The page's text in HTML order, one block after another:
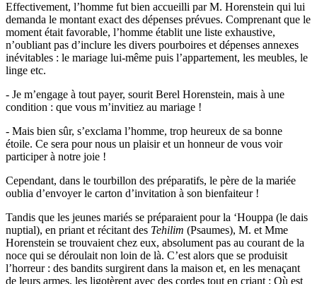
Effectivement, l’homme fut bien accueilli par M. Horenstein qui lui
demanda le montant exact des dépenses prévues. Comprenant que le
moment était favorable, l’homme établit une liste exhaustive,
n’oubliant pas d’inclure les divers pourboires et dépenses annexes
inévitables : le mariage lui-même puis l’appartement, les meubles, le
linge etc.
- Je m’engage à tout payer, sourit Berel Horenstein, mais à une
condition : que vous m’invitiez au mariage !
- Mais bien sûr, s’exclama l’homme, trop heureux de sa bonne
étoile. Ce sera pour nous un plaisir et un honneur de vous voir
participer à notre joie !
Cependant, dans le tourbillon des préparatifs, le père de la mariée
oublia d’envoyer le carton d’invitation à son bienfaiteur !
Tandis que les jeunes mariés se préparaient pour la ‘Houppa (le dais
nuptial), en priant et récitant des Tehilim (Psaumes), M. et Mme
Horenstein se trouvaient chez eux, absolument pas au courant de la
noce qui se déroulait non loin de là. C’est alors que se produisit
l’horreur : des bandits surgirent dans la maison et, en les menaçant
de leurs armes, les ligotèrent avec des cordes tout en criant : Où est